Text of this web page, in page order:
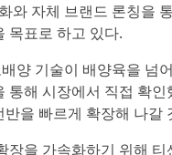
와 자체 브랜드 론칭을
목표로 하고 있다.
양 기술이 배양육을 넘
통해 시장에서 직접 확
을 빠르게 확장해 나갈
장을 가속화하기 위해